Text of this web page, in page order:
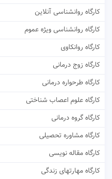
کارگاه روانشناسی آنلاین
کارگاه روانشناسی ویژه عموم
کارگاه روانکاوی
کارگاه زوج درمانی
کارگاه طرحواره درمانی
کارگاه علوم اعصاب شناختی
کارگاه گروه درمانی
کارگاه مشاوره تحصیلی
کارگاه مقاله نویسی
کارگاه مهارتهای زندگی